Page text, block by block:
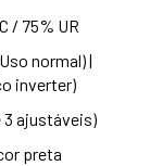
/ 75% UR
normal) |
inverter)
3 ajustáveis)
preta